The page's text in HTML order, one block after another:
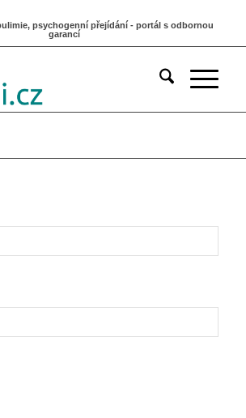
psychogenní přejídání - portál s odbornou
garancí